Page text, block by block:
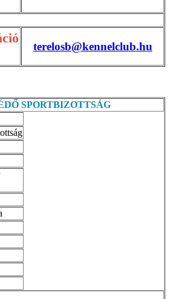
terelosb@kennelclub.hu
SPORTBIZOTTSÁG